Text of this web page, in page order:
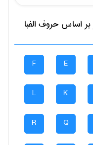
بر اساس حروف الفبا
E
F
K
L
Q
R